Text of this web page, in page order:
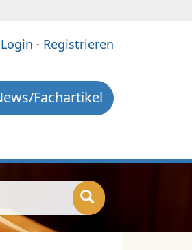
Login · Registrieren
Fachartikel